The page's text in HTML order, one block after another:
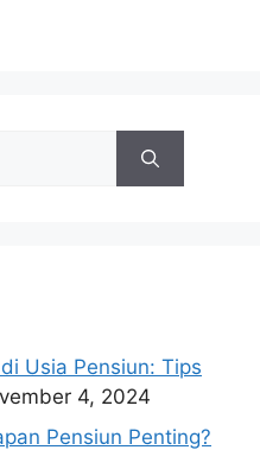
Usia Pensiun: Tips
4, 2024
Pensiun Penting?